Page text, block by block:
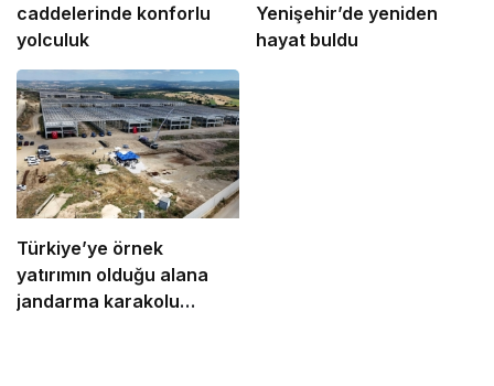
caddelerinde konforlu
yolculuk
Yenişehir’de yeniden
hayat buldu
Türkiye’ye örnek
yatırımın olduğu alana
jandarma karakolu